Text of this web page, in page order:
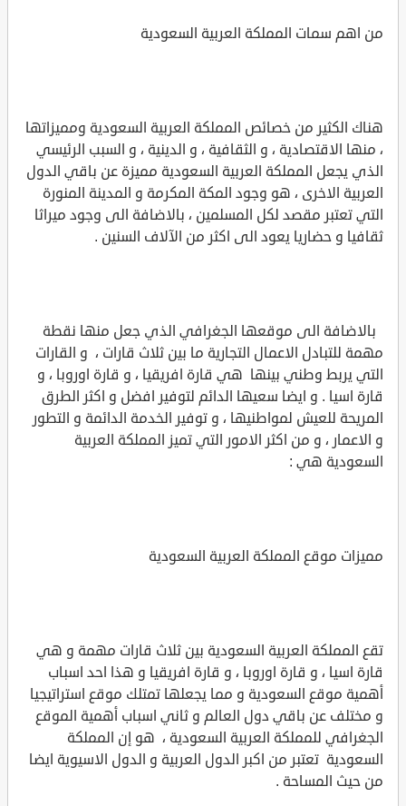
من اهم سمات المملكة العربية السعودية
هناك الكثير من خصائص المملكة العربية السعودية ومميزاتها
، منها الاقتصادية ، و الثقافية ، و الدينية ، و السبب الرئيسي
الذي يجعل المملكة العربية السعودية مميزة عن باقي الدول
العربية الاخرى ، هو وجود المكة المكرمة و المدينة المنورة
التي تعتبر مقصد لكل المسلمين ، بالاضافة الى وجود ميراثا
ثقافيا و حضاريا يعود الى اكثر من الآلاف السنين .
بالاضافة الى موقعها الجغرافي الذي جعل منها نقطة
مهمة للتبادل الاعمال التجارية ما بين ثلاث قارات ، و القارات
التي يربط وطني بينها هي قارة افريقيا ، و قارة اوروبا ، و
قارة اسيا . و ايضا سعيها الدائم لتوفير افضل و اكثر الطرق
المريحة للعيش لمواطنيها ، و توفير الخدمة الدائمة و التطور
و الاعمار ، و من اكثر الامور التي تميز المملكة العربية
السعودية هي :
مميزات موقع المملكة العربية السعودية
تقع المملكة العربية السعودية بين ثلاث قارات مهمة و هي
قارة اسيا ، و قارة اوروبا ، و قارة افريقيا و هذا احد اسباب
أهمية موقع السعودية و مما يجعلها تمتلك موقع استراتيجيا
و مختلف عن باقي دول العالم و ثاني اسباب أهمية الموقع
الجغرافي للمملكة العربية السعودية ، هو إن المملكة
السعودية تعتبر من اكبر الدول العربية و الدول الاسيوية ايضا
من حيث المساحة .